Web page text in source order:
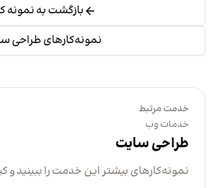
بازگشت به نمونه
نمونه‌کارهای طراحی
خدمت مرتبط
خدمات وب
طراحی سایت
نمونه‌کارهای بیشتر این خدمت را ببینید و